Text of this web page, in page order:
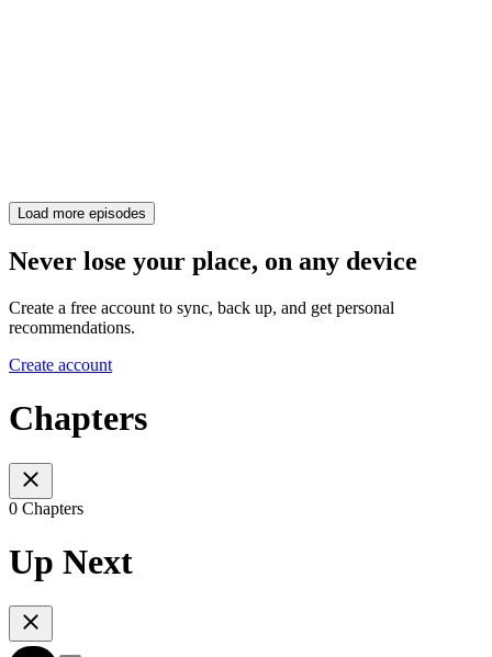
Load more episodes
Never lose your place, on any device
Create a free account to sync, back up, and get personal
recommendations.
Create account
Chapters
0 Chapters
Up Next